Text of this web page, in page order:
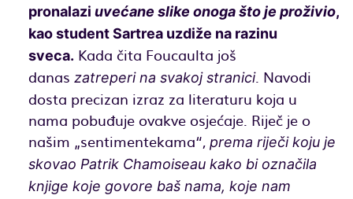
pronalazi uvećane slike onoga što je proživio,
kao student Sartrea uzdiže na razinu
sveca. Kada čita Foucaulta još
danas zatreperi na svakoj stranici. Navodi
dosta precizan izraz za literaturu koja u
nama pobuđuje ovakve osjećaje. Riječ je o
našim „sentimentekama“, prema riječi koju je
skovao Patrik Chamoiseau kako bi označila
knjige koje govore baš nama, koje nam